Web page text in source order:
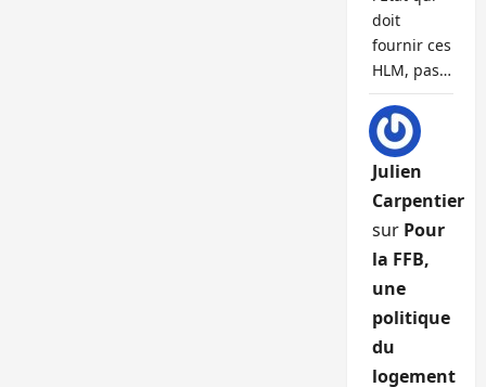
doit
fournir ces
HLM, pas…
Julien
Carpentier
sur Pour
la FFB,
une
politique
du
logement